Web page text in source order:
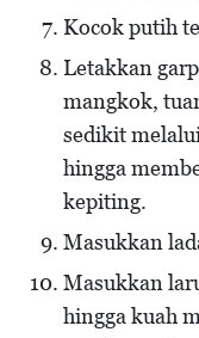
Kocok putih
Letakkan
mangkok,
sedikit
hingga
kepiting.
Masukkan
Masukkan
hingga kuah